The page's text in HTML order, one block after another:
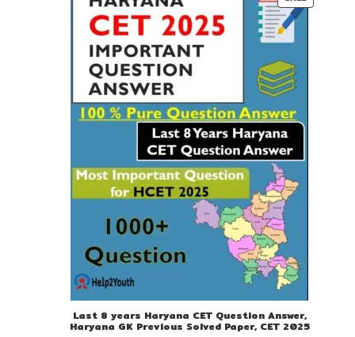
Last 8 years Haryana CET Question Answer,
Haryana GK Previous Solved Paper, CET 2025